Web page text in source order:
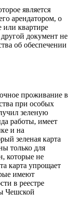
является
арендатором, о
или квартире
документ не
об обеспечении
проживание в
при особых
зеленую
работы, имеет
и на
зеленая карта
только для
которые не
карта упрощает
имеют
в реестре
Чешской